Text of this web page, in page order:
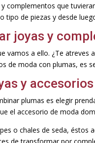
complementos que
tipo de piezas y desde
joyas y
vamos a ello. ¿Te
de moda con plumas, es
y
plumas es elegir
el accesorio de moda
o chales de seda,